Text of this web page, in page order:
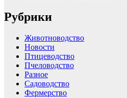
Рубрики
Животноводство
Новости
Птицеводство
Пчеловодство
Разное
Садоводство
Фермерство